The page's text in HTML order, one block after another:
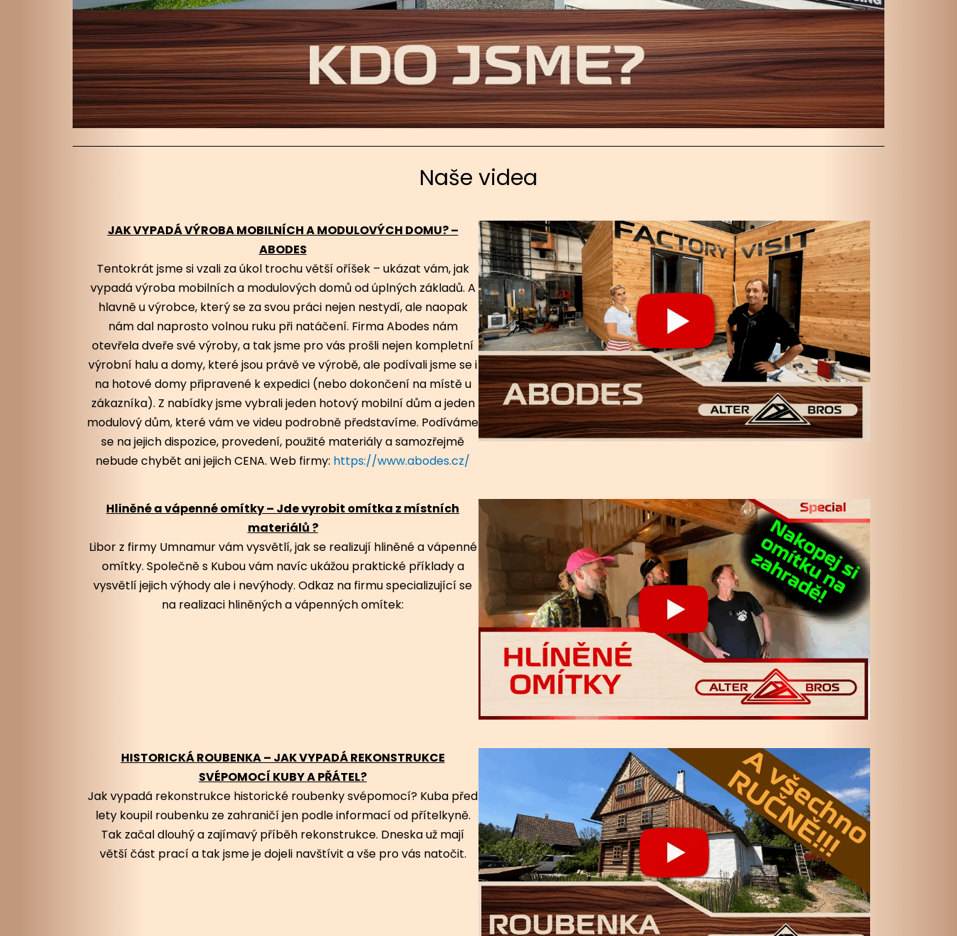
Naše videa
JAK VYPADÁ VÝROBA MOBILNÍCH A MODULOVÝCH DOMU? –
ABODES
Tentokrát jsme si vzali za úkol trochu větší oříšek – ukázat vám, jak
vypadá výroba mobilních a modulových domů od úplných základů. A
hlavně u výrobce, který se za svou práci nejen nestydí, ale naopak
nám dal naprosto volnou ruku při natáčení. Firma Abodes nám
otevřela dveře své výroby, a tak jsme pro vás prošli nejen kompletní
výrobní halu a domy, které jsou právě ve výrobě, ale podívali jsme se i
na hotové domy připravené k expedici (nebo dokončení na místě u
zákazníka). Z nabídky jsme vybrali jeden hotový mobilní dům a jeden
modulový dům, které vám ve videu podrobně představíme. Podíváme
se na jejich dispozice, provedení, použité materiály a samozřejmě
nebude chybět ani jejich CENA. Web firmy: https://www.abodes.cz/
Hliněné a vápenné omítky – Jde vyrobit omítka z místních
materiálů ?
Libor z firmy Umnamur vám vysvětlí, jak se realizují hliněné a vápenné
omítky. Společně s Kubou vám navíc ukážou praktické příklady a
vysvětlí jejich výhody ale i nevýhody. Odkaz na firmu specializující se
na realizaci hliněných a vápenných omítek:
HISTORICKÁ ROUBENKA – JAK VYPADÁ REKONSTRUKCE
SVÉPOMOCÍ KUBY A PŘÁTEL?
Jak vypadá rekonstrukce historické roubenky svépomocí? Kuba před
lety koupil roubenku ze zahraničí jen podle informací od přítelkyně.
Tak začal dlouhý a zajímavý příběh rekonstrukce. Dneska už mají
větší část prací a tak jsme je dojeli navštívit a vše pro vás natočit.